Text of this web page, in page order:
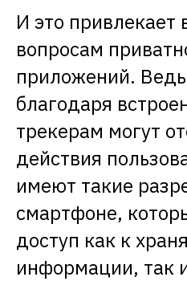
И это привлекает
вопросам
приложений.
благодаря
трекерам могут
действия
имеют такие
смартфоне,
доступ как к
информации, так